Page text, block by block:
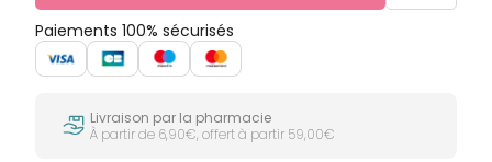
Paiements 100% sécurisés
Livraison par la pharmacie
À partir de 6,90€, offert à partir 59,00€